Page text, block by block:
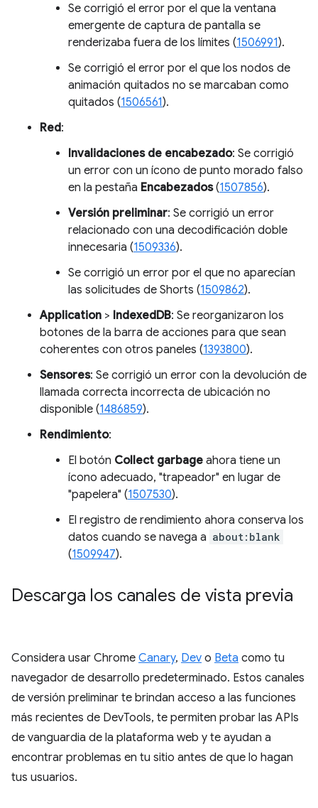
Se corrigió el error por el que la ventana
emergente de captura de pantalla se
renderizaba fuera de los límites (1506991).
Se corrigió el error por el que los nodos de
animación quitados no se marcaban como
quitados (1506561).
Red:
Invalidaciones de encabezado: Se corrigió
un error con un ícono de punto morado falso
en la pestaña Encabezados(1507856).
Versión preliminar: Se corrigió un error
relacionado con una decodificación doble
innecesaria (1509336).
Se corrigió un error por el que no aparecían
las solicitudes de Shorts (1509862).
Application > IndexedDB: Se reorganizaron los
botones de la barra de acciones para que sean
coherentes con otros paneles (1393800).
Sensores: Se corrigió un error con la devolución de
llamada correcta incorrecta de ubicación no
disponible (1486859).
Rendimiento:
El botón Collect garbage ahora tiene un
ícono adecuado, "trapeador" en lugar de
"papelera" (1507530).
El registro de rendimiento ahora conserva los
datos cuando se navega a about:blank
(1509947).
Descarga los canales de vista previa
Considera usar Chrome Canary, Dev o Beta como tu
navegador de desarrollo predeterminado. Estos canales
de versión preliminar te brindan acceso a las funciones
más recientes de DevTools, te permiten probar las APIs
de vanguardia de la plataforma web y te ayudan a
encontrar problemas en tu sitio antes de que lo hagan
tus usuarios.